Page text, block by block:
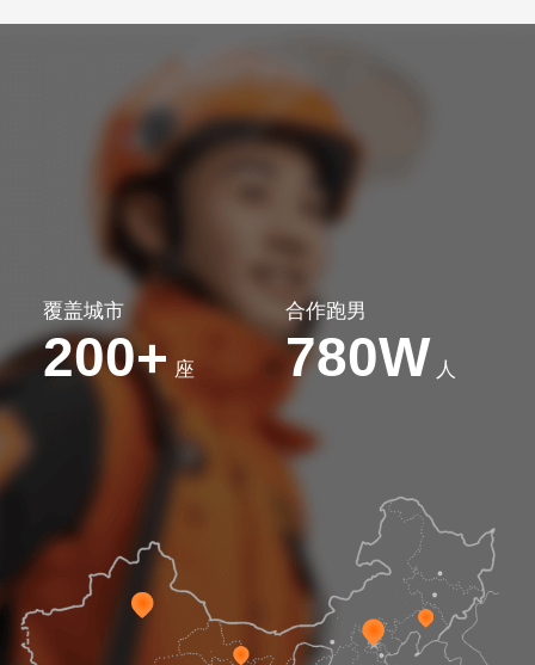
覆盖城市
200+ 座
合作跑男
780W 人